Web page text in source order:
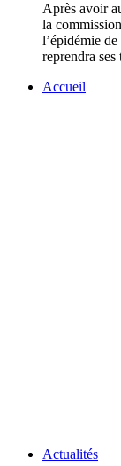
Après avoir
la
l’épidémie
reprendra
Accueil
Actualités